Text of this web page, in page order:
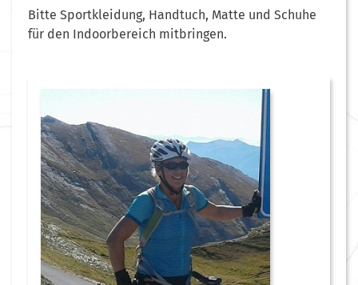
Bitte Sportkleidung, Handtuch, Matte und Schuhe
für den Indoorbereich mitbringen.